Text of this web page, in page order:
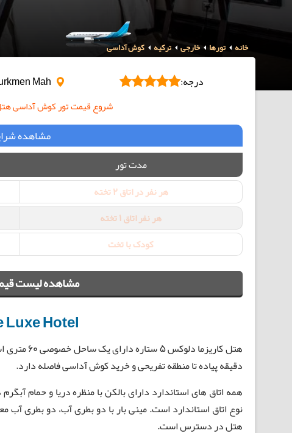
خانه تورها خارجی ترکیه کوش آداسی
درجه:
شروع قیمت تور کوش آداسی هتل
مشاهده
مدت تور
هر نفر در اتاق 2 تخته
هر نفر اتاق 1 تخته
کودک با تخت
مشاهده لیست
Luxe Hotel
دقیقه پیاده تا منطقه تفریحی و خرید کوش آداسی فاصله دارد.
نوع اتاق استاندارد است. مینی بار با دو بطری آب، دو بطری
هتل در دسترس است.